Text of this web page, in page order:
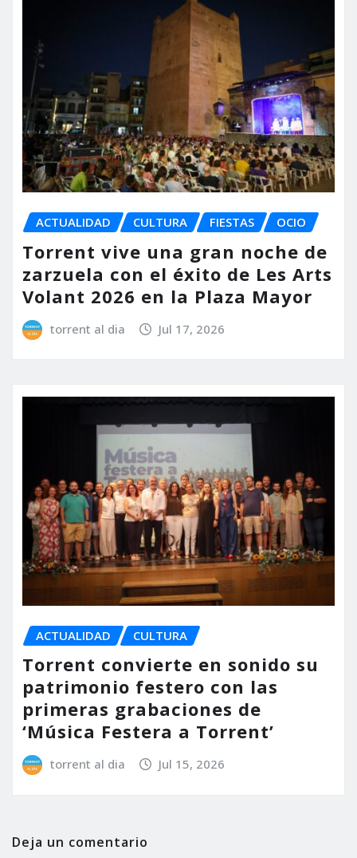
ACTUALIDAD CULTURA FIESTAS OCIO
Torrent vive una gran noche de
zarzuela con el éxito de Les Arts
Volant 2026 en la Plaza Mayor
torrent al dia Jul 17, 2026
ACTUALIDAD CULTURA
Torrent convierte en sonido su
patrimonio festero con las
primeras grabaciones de
‘Música Festera a Torrent’
torrent al dia Jul 15, 2026
Deja un comentario